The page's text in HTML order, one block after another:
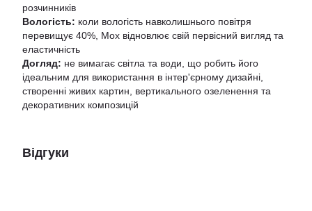
розчинників
Вологість: коли вологість навколишнього повітря
перевищує 40%, Мох відновлює свій первісний вигляд та
еластичність
Догляд: не вимагає світла та води, що робить його
ідеальним для використання в інтер'єрному дизайні,
створенні живих картин, вертикального озеленення та
декоративних композицій
Відгуки